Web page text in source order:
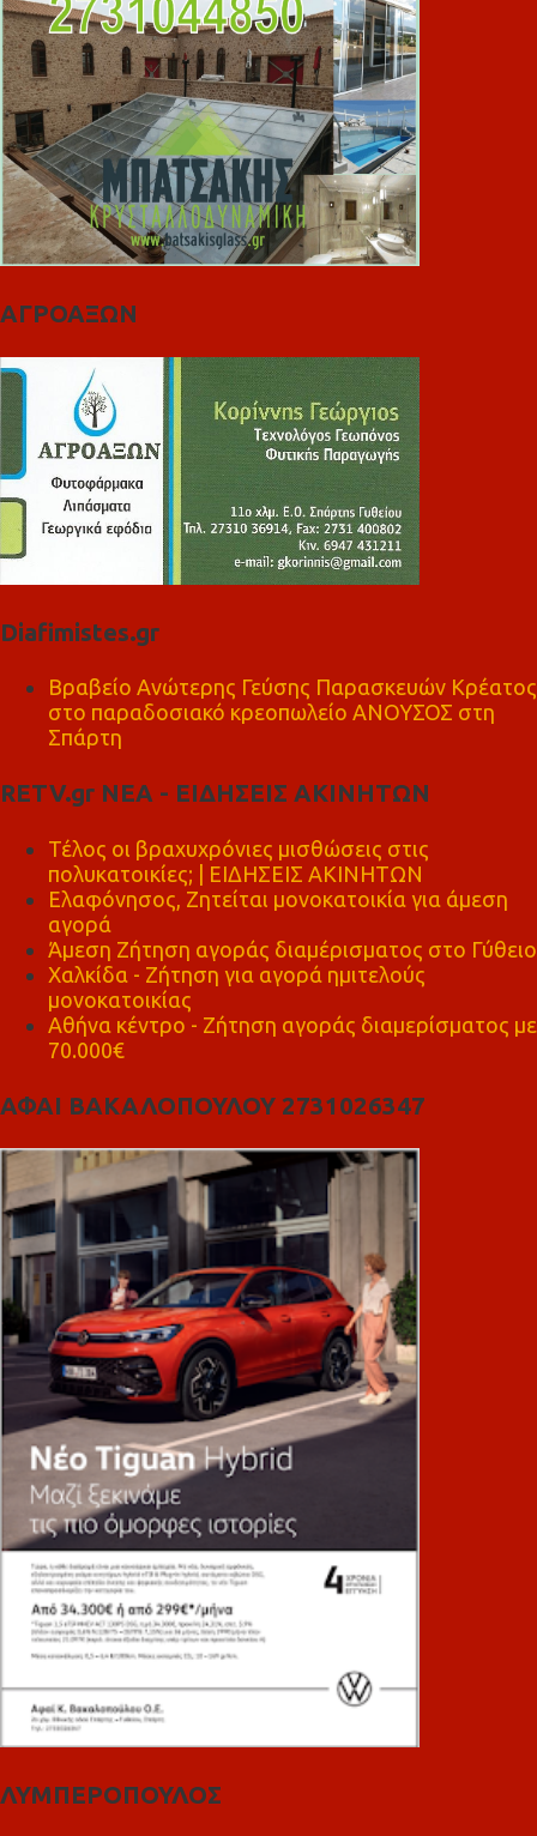
ΑΓΡΟΑΞΩΝ
Diafimistes.gr
Βραβείο Ανώτερης Γεύσης Παρασκευών Κρέατος
στο παραδοσιακό κρεοπωλείο ΑΝΟΥΣΟΣ στη
Σπάρτη
RETV.gr ΝΕΑ - ΕΙΔΗΣΕΙΣ ΑΚΙΝΗΤΩΝ
Τέλος οι βραχυχρόνιες μισθώσεις στις
πολυκατοικίες; | ΕΙΔΗΣΕΙΣ ΑΚΙΝΗΤΩΝ
Ελαφόνησος, Ζητείται μονοκατοικία για άμεση
αγορά
Άμεση Ζήτηση αγοράς διαμέρισματος στο Γύθειο
Χαλκίδα - Ζήτηση για αγορά ημιτελούς
μονοκατοικίας
Αθήνα κέντρο - Ζήτηση αγοράς διαμερίσματος με
70.000€
ΑΦΑΙ ΒΑΚΑΛΟΠΟΥΛΟΥ 2731026347
ΛΥΜΠΕΡΟΠΟΥΛΟΣ